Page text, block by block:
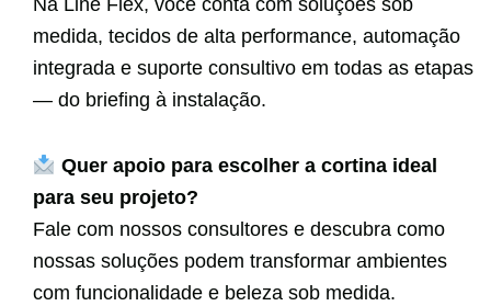
medida, tecidos de alta performance, automação
integrada e suporte consultivo em todas as etapas
— do briefing à instalação.
Quer apoio para escolher a cortina ideal
para seu projeto?
Fale com nossos consultores e descubra como
nossas soluções podem transformar ambientes
com funcionalidade e beleza sob medida.